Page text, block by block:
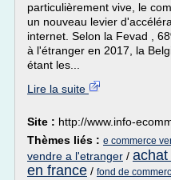
particulièrement vive, le
un nouveau levier
internet. Selon la Fevad ,
à l'étranger en 2017, la
étant les...
Lire la suite
Site : http://www.info-
Thèmes liés : e commerce
vendre a l'etranger /
en france / fond de